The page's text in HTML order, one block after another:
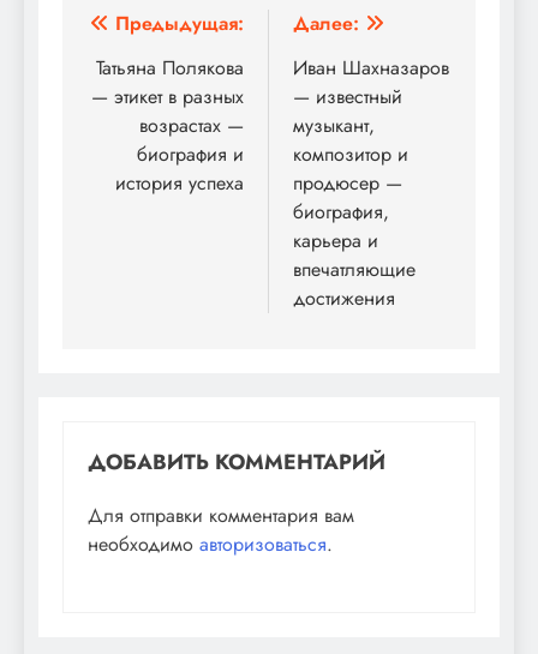
Навигация
по
записям
Предыдущая:
Татьяна Полякова
— этикет в разных
возрастах —
биография и
история успеха
Далее:
Иван Шахназаров
— известный
музыкант,
композитор и
продюсер —
биография,
карьера и
впечатляющие
достижения
ДОБАВИТЬ КОММЕНТАРИЙ
Для отправки комментария вам
необходимо авторизоваться.